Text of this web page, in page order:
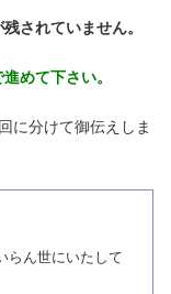
されていません。
めて下さい。
に分けて御伝えしま
ん世にいたして